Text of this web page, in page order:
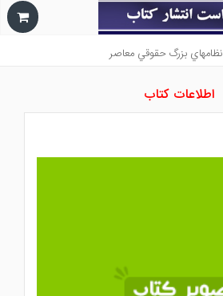
نظامهاي بزرگ حقوقي معاصر
اطلاعات کتاب